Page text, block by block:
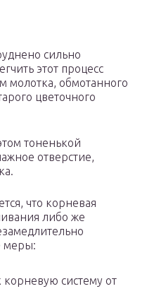
сильно
этот процесс
молотка, обмотанного
цветочного
тоненькой
отверстие,
что корневая
либо же
меры:
корневую систему от